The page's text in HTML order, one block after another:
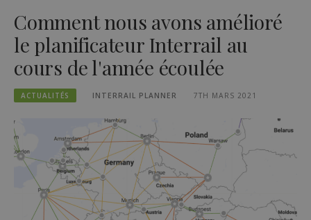
Comment nous avons amélioré
le planificateur Interrail au
cours de l'année écoulée
ACTUALITÉS INTERRAIL PLANNER 7TH MARS 2021